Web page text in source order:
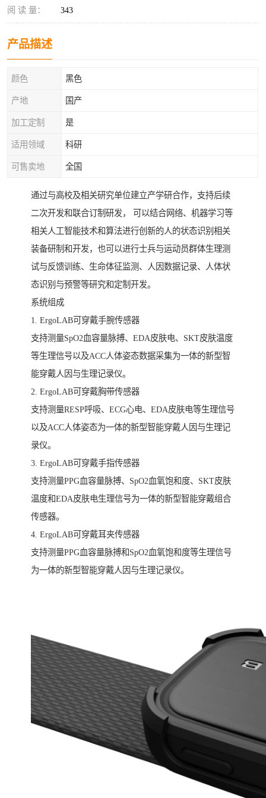
阅 读 量： 343
产品描述
颜色 黑色
产地 国产
加工定制 是
适用领域 科研
可售卖地 全国
通过与高校及相关研究单位建立产学研合作，支持后续
二次开发和联合订制研发， 可以结合网络、机器学习等
相关人工智能技术和算法进行创新的人的状态识别相关
装备研制和开发，也可以进行士兵与运动员群体生理测
试与反馈训练、生命体征监测、人因数据记录、人体状
态识别与预警等研究和定制开发。
系统组成
1. ErgoLAB可穿戴手腕传感器
支持测量SpO2血容量脉搏、EDA皮肤电、SKT皮肤温度
等生理信号以及ACC人体姿态数据采集为一体的新型智
能穿戴人因与生理记录仪。
2. ErgoLAB可穿戴胸带传感器
支持测量RESP呼吸、ECG心电、EDA皮肤电等生理信号
以及ACC人体姿态为一体的新型智能穿戴人因与生理记
录仪。
3. ErgoLAB可穿戴手指传感器
支持测量PPG血容量脉搏、SpO2血氧饱和度、SKT皮肤
温度和EDA皮肤电生理信号为一体的新型智能穿戴组合
传感器。
4. ErgoLAB可穿戴耳夹传感器
支持测量PPG血容量脉搏和SpO2血氧饱和度等生理信号
为一体的新型智能穿戴人因与生理记录仪。